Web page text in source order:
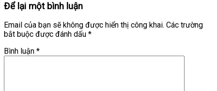
Để lại một bình luận
Email của bạn sẽ không được hiển thị công khai. Các trường
bắt buộc được đánh dấu *
Bình luận *